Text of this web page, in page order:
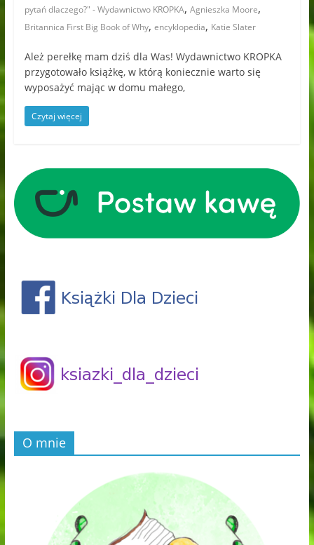
pytań dlaczego?" - Wydawnictwo KROPKA, Agnieszka Moore,
Britannica First Big Book of Why, encyklopedia, Katie Slater
Ależ perełkę mam dziś dla Was! Wydawnictwo KROPKA
przygotowało książkę, w którą koniecznie warto się
wyposażyć mając w domu małego,
Czytaj więcej
O mnie